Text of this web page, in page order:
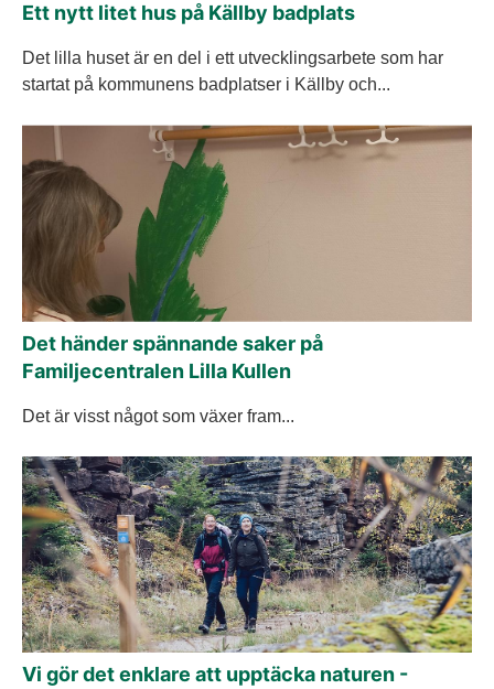
Ett nytt litet hus på Källby badplats
Det lilla huset är en del i ett utvecklingsarbete som har
startat på kommunens badplatser i Källby och...
Det händer spännande saker på
Familjecentralen Lilla Kullen
Det är visst något som växer fram...
Vi gör det enklare att upptäcka naturen -